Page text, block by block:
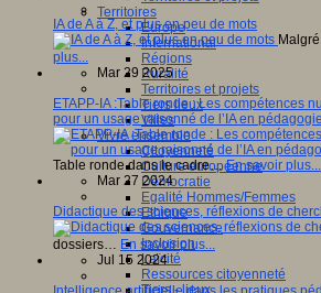
Territoires
Europe
International
Régions
Ruralité
Territoires et projets
Tiers lieux
Villes
Vivre ensemble
Citoyenneté
Culture européenne
Démocratie
Egalité Hommes/Femmes
Ethique
Gouvernance
Inclusion
Laïcité
Ressources citoyenneté
Tiers - lieux
IA de A à Z, et plus en peu de mots
plus...
Mar 29 2025
ETAPP-IA :Table ronde : Les compétences
pour un usage raisonné de l’IA en pédagogie
Table ronde dans le cadre…En savoir plus...
Mar 27 2024
Didactique des sciences, réflexions de
dossiers… En savoir plus...
Jul 15 2024